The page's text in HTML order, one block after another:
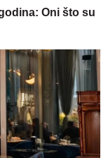
Oni što su